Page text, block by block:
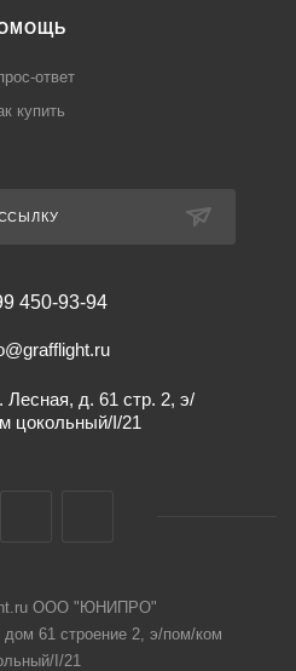
ответ
купить
450-93-94
Лесная, д. 61 стр. 2, э/
цокольный/I/21
ООО "ЮНИПРО"
61 строение 2, э/пом/ком
I/21